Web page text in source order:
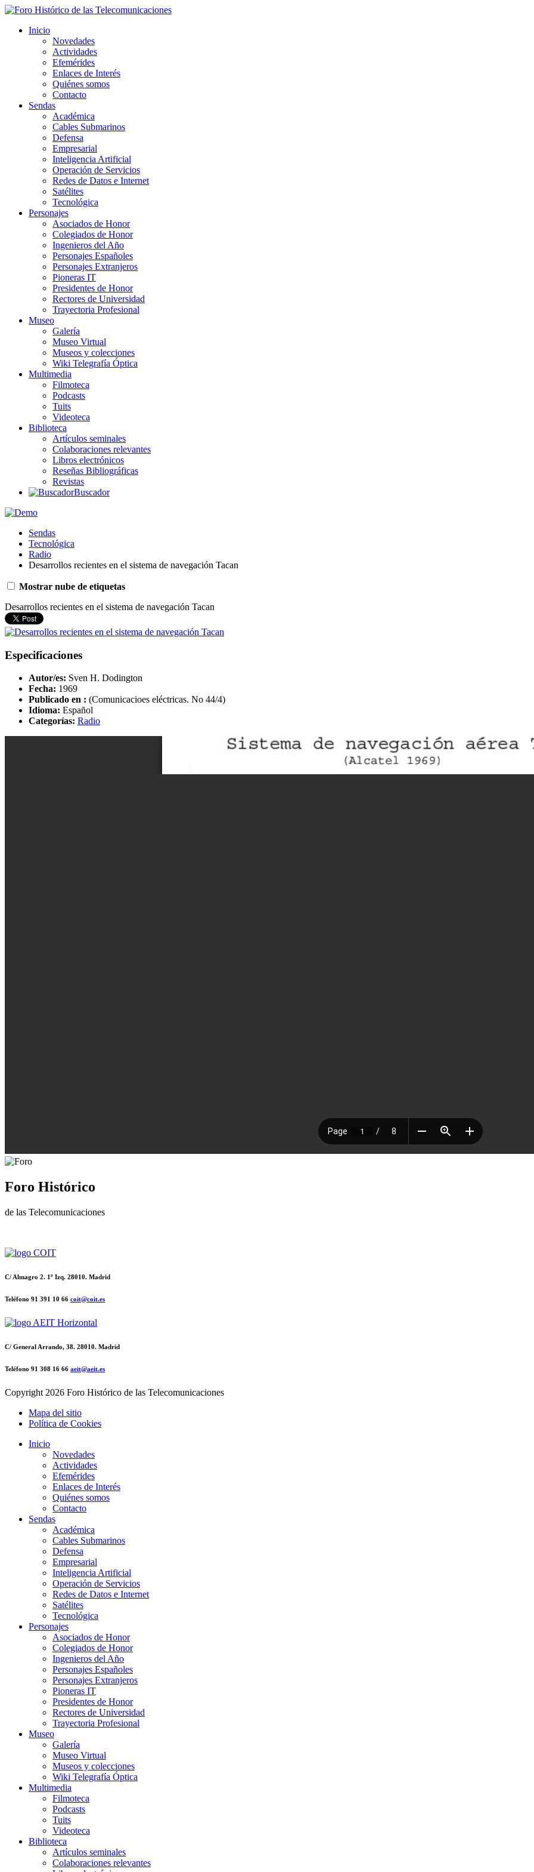
Inicio
Novedades
Actividades
Efemérides
Enlaces de Interés
Quiénes somos
Contacto
Sendas
Académica
Cables Submarinos
Defensa
Empresarial
Inteligencia Artificial
Operación de Servicios
Redes de Datos e Internet
Satélites
Tecnológica
Personajes
Asociados de Honor
Colegiados de Honor
Ingenieros del Año
Personajes Españoles
Personajes Extranjeros
Pioneras IT
Presidentes de Honor
Rectores de Universidad
Trayectoria Profesional
Museo
Galería
Museo Virtual
Museos y colecciones
Wiki Telegrafía Óptica
Multimedia
Filmoteca
Podcasts
Tuits
Videoteca
Biblioteca
Artículos seminales
Colaboraciones relevantes
Libros electrónicos
Reseñas Bibliográficas
Revistas
Buscador
Sendas
Tecnológica
Radio
Desarrollos recientes en el sistema de navegación Tacan
Mostrar nube de etiquetas
Desarrollos recientes en el sistema de navegación Tacan
Especificaciones
Autor/es: Sven H. Dodington
Fecha: 1969
Publicado en : (Comunicacioes eléctricas. No 44/4)
Idioma: Español
Categorías: Radio
Foro Histórico
de las Telecomunicaciones
C/ Almagro 2. 1º Izq. 28010. Madrid
Teléfono 91 391 10 66 coit@coit.es
C/ General Arrando, 38. 28010. Madrid
Teléfono 91 308 16 66 aeit@aeit.es
Copyright 2026 Foro Histórico de las Telecomunicaciones
Mapa del sitio
Política de Cookies
Inicio
Novedades
Actividades
Efemérides
Enlaces de Interés
Quiénes somos
Contacto
Sendas
Académica
Cables Submarinos
Defensa
Empresarial
Inteligencia Artificial
Operación de Servicios
Redes de Datos e Internet
Satélites
Tecnológica
Personajes
Asociados de Honor
Colegiados de Honor
Ingenieros del Año
Personajes Españoles
Personajes Extranjeros
Pioneras IT
Presidentes de Honor
Rectores de Universidad
Trayectoria Profesional
Museo
Galería
Museo Virtual
Museos y colecciones
Wiki Telegrafía Óptica
Multimedia
Filmoteca
Podcasts
Tuits
Videoteca
Biblioteca
Artículos seminales
Colaboraciones relevantes